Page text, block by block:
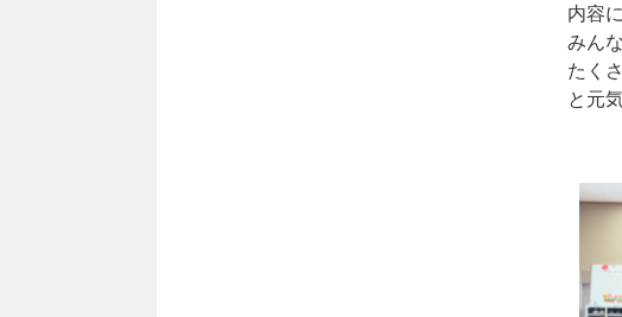
内容
みん
たく
と元